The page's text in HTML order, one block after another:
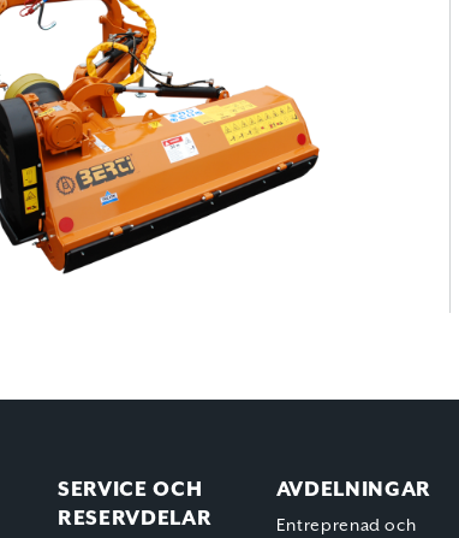
SERVICE OCH
RESERVDELAR
AVDELNINGAR
Entreprenad och